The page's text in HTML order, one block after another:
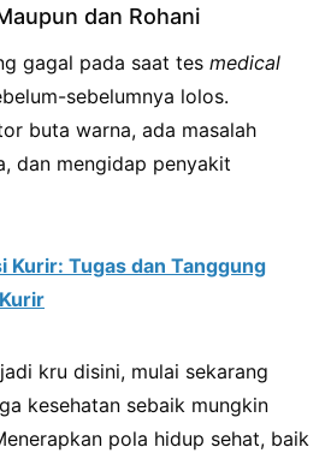
dan Rohani
gagal pada saat tes medical
sebelumnya lolos.
buta warna, ada masalah
dan mengidap penyakit
Kurir: Tugas dan Tanggung
kru disini, mulai sekarang
kesehatan sebaik mungkin
pola hidup sehat, baik